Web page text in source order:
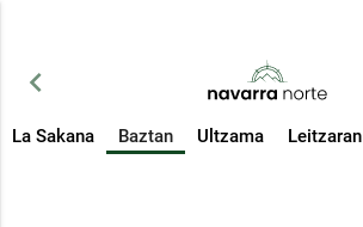
chevron_left
La Sakana Baztan Ultzama Leitzaran